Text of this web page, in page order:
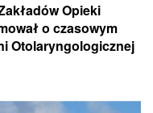
Opieki
o czasowym
Otolaryngologicznej